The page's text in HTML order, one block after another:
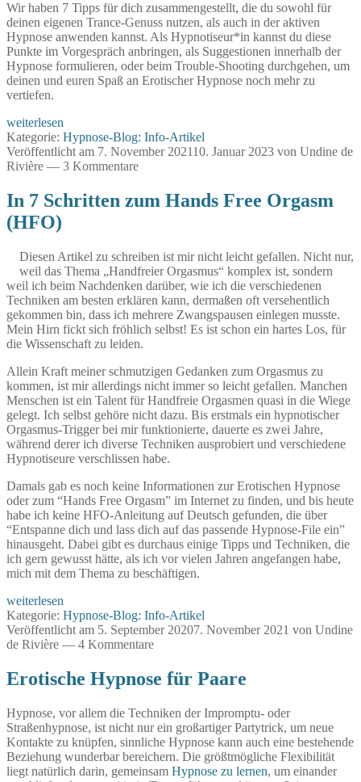
Wir haben 7 Tipps für dich zusammengestellt, die du sowohl für
deinen eigenen Trance-Genuss nutzen, als auch in der aktiven
Hypnose anwenden kannst. Als Hypnotiseur*in kannst du diese
Punkte im Vorgespräch anbringen, als Suggestionen innerhalb der
Hypnose formulieren, oder beim Trouble-Shooting durchgehen, um
deinen und euren Spaß an Erotischer Hypnose noch mehr zu
vertiefen.
7
Hypnose-
Tipps
für
optimalen
Trance-
Genuss
weiterlesen
Kategorie: Hypnose-Blog: Info-Artikel
Veröffentlicht am 7. November 202110. Januar 2023 von Undine de
Rivière — 3 Kommentare
In 7 Schritten zum Hands Free Orgasm
(HFO)
Diesen Artikel zu schreiben ist mir nicht leicht gefallen. Nicht nur,
weil das Thema „Handfreier Orgasmus“ komplex ist, sondern
weil ich beim Nachdenken darüber, wie ich die verschiedenen
Techniken am besten erklären kann, dermaßen oft versehentlich
gekommen bin, dass ich mehrere Zwangspausen einlegen musste.
Mein Hirn fickt sich fröhlich selbst! Es ist schon ein hartes Los, für
die Wissenschaft zu leiden.
Allein Kraft meiner schmutzigen Gedanken zum Orgasmus zu
kommen, ist mir allerdings nicht immer so leicht gefallen. Manchen
Menschen ist ein Talent für Handfreie Orgasmen quasi in die Wiege
gelegt. Ich selbst gehöre nicht dazu. Bis erstmals ein hypnotischer
Orgasmus-Trigger bei mir funktionierte, dauerte es zwei Jahre,
während derer ich diverse Techniken ausprobiert und verschiedene
Hypnotiseure verschlissen habe.
Damals gab es noch keine Informationen zur Erotischen Hypnose
oder zum “Hands Free Orgasm” im Internet zu finden, und bis heute
habe ich keine HFO-Anleitung auf Deutsch gefunden, die über
“Entspanne dich und lass dich auf das passende Hypnose-File ein”
hinausgeht. Dabei gibt es durchaus einige Tipps und Techniken, die
ich gern gewusst hätte, als ich vor vielen Jahren angefangen habe,
mich mit dem Thema zu beschäftigen.
In
7
Schritten
zum
Free
Orgasm
weiterlesen
Kategorie: Hypnose-Blog: Info-Artikel
Veröffentlicht am 5. September 20207. November 2021 von Undine
de Rivière — 4 Kommentare
Erotische Hypnose für Paare
Hypnose, vor allem die Techniken der Impromptu- oder
Straßenhypnose, ist nicht nur ein großartiger Partytrick, um neue
Kontakte zu knüpfen, sinnliche Hypnose kann auch eine bestehende
Beziehung wunderbar bereichern. Die größtmögliche Flexibilität
liegt natürlich darin, gemeinsam Hypnose zu lernen, um einander